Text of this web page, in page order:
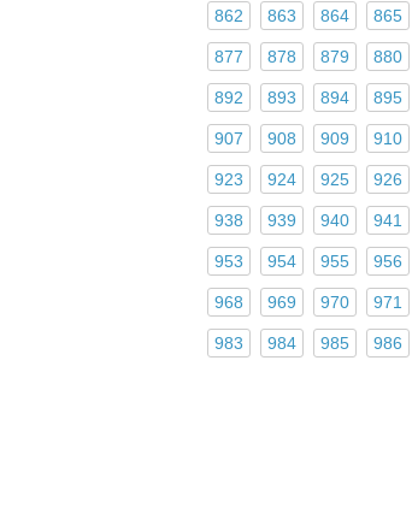
862 863 864 865
877 878 879 880
892 893 894 895
907 908 909 910
923 924 925 926
938 939 940 941
953 954 955 956
968 969 970 971
983 984 985 986